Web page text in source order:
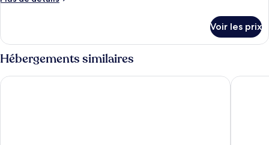
le
type
de
chambre
Deluxe
Voir les prix
Hébergements similaires
Hampton Inn & Suites Memphis-Beale Street Hu.